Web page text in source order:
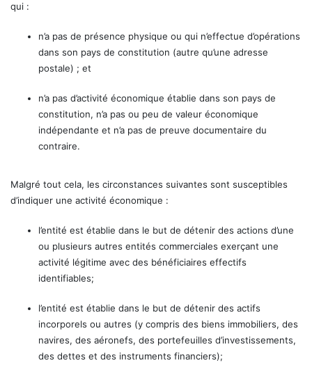
qui :
n’a pas de présence physique ou qui n’effectue d’opérations
dans son pays de constitution (autre qu’une adresse
postale) ; et
n’a pas d’activité économique établie dans son pays de
constitution, n’a pas ou peu de valeur économique
indépendante et n’a pas de preuve documentaire du
contraire.
Malgré tout cela, les circonstances suivantes sont susceptibles
d’indiquer une activité économique :
l’entité est établie dans le but de détenir des actions d’une
ou plusieurs autres entités commerciales exerçant une
activité légitime avec des bénéficiaires effectifs
identifiables;
l’entité est établie dans le but de détenir des actifs
incorporels ou autres (y compris des biens immobiliers, des
navires, des aéronefs, des portefeuilles d’investissements,
des dettes et des instruments financiers);